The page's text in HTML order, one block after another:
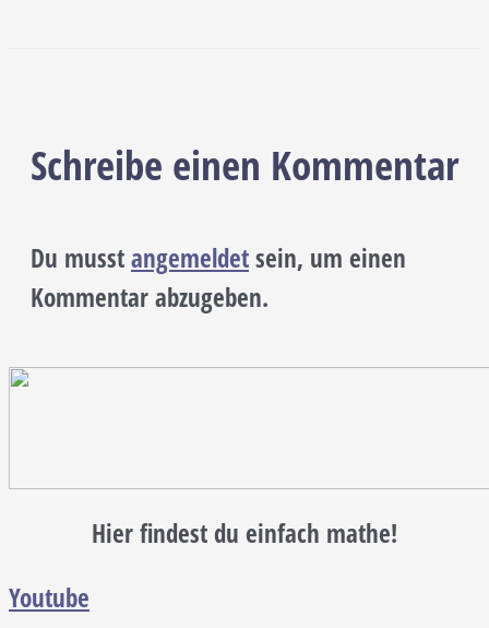
Schreibe einen Kommentar
Du musstangemeldetsein, um einen
Kommentar abzugeben.
Hier findest du einfach mathe!
Youtube